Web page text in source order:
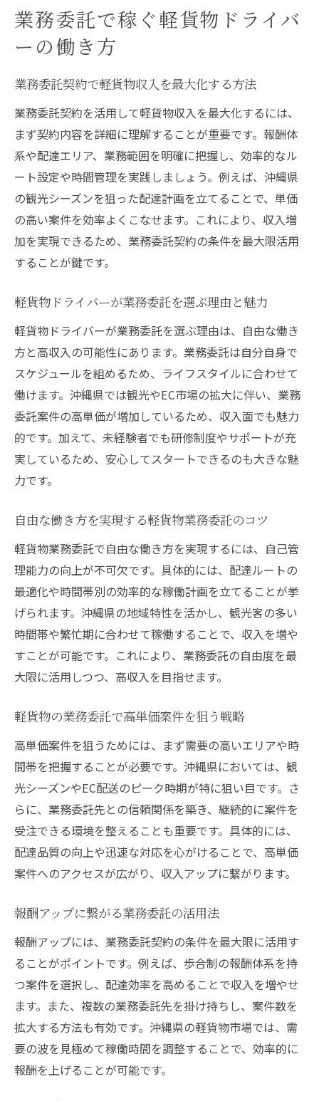
業務委託で稼ぐ軽貨物ドライバ
ーの働き方
業務委託契約で軽貨物収入を最大化する方法
業務委託契約を活用して軽貨物収入を最大化するには、
まず契約内容を詳細に理解することが重要です。報酬体
系や配達エリア、業務範囲を明確に把握し、効率的なル
ート設定や時間管理を実践しましょう。例えば、沖縄県
の観光シーズンを狙った配達計画を立てることで、単価
の高い案件を効率よくこなせます。これにより、収入増
加を実現できるため、業務委託契約の条件を最大限活用
することが鍵です。
軽貨物ドライバーが業務委託を選ぶ理由と魅力
軽貨物ドライバーが業務委託を選ぶ理由は、自由な働き
方と高収入の可能性にあります。業務委託は自分自身で
スケジュールを組めるため、ライフスタイルに合わせて
働けます。沖縄県では観光やEC市場の拡大に伴い、業務
委託案件の高単価が増加しているため、収入面でも魅力
的です。加えて、未経験者でも研修制度やサポートが充
実しているため、安心してスタートできるのも大きな魅
力です。
自由な働き方を実現する軽貨物業務委託のコツ
軽貨物業務委託で自由な働き方を実現するには、自己管
理能力の向上が不可欠です。具体的には、配達ルートの
最適化や時間帯別の効率的な稼働計画を立てることが挙
げられます。沖縄県の地域特性を活かし、観光客の多い
時間帯や繁忙期に合わせて稼働することで、収入を増や
すことが可能です。これにより、業務委託の自由度を最
大限に活用しつつ、高収入を目指せます。
軽貨物の業務委託で高単価案件を狙う戦略
高単価案件を狙うためには、まず需要の高いエリアや時
間帯を把握することが必要です。沖縄県においては、観
光シーズンやEC配送のピーク時期が特に狙い目です。さ
らに、業務委託先との信頼関係を築き、継続的に案件を
受注できる環境を整えることも重要です。具体的には、
配達品質の向上や迅速な対応を心がけることで、高単価
案件へのアクセスが広がり、収入アップに繋がります。
報酬アップに繋がる業務委託の活用法
報酬アップには、業務委託契約の条件を最大限に活用す
ることがポイントです。例えば、歩合制の報酬体系を持
つ案件を選択し、配達効率を高めることで収入を増やせ
ます。また、複数の業務委託先を掛け持ちし、案件数を
拡大する方法も有効です。沖縄県の軽貨物市場では、需
要の波を見極めて稼働時間を調整することで、効率的に
報酬を上げることが可能です。